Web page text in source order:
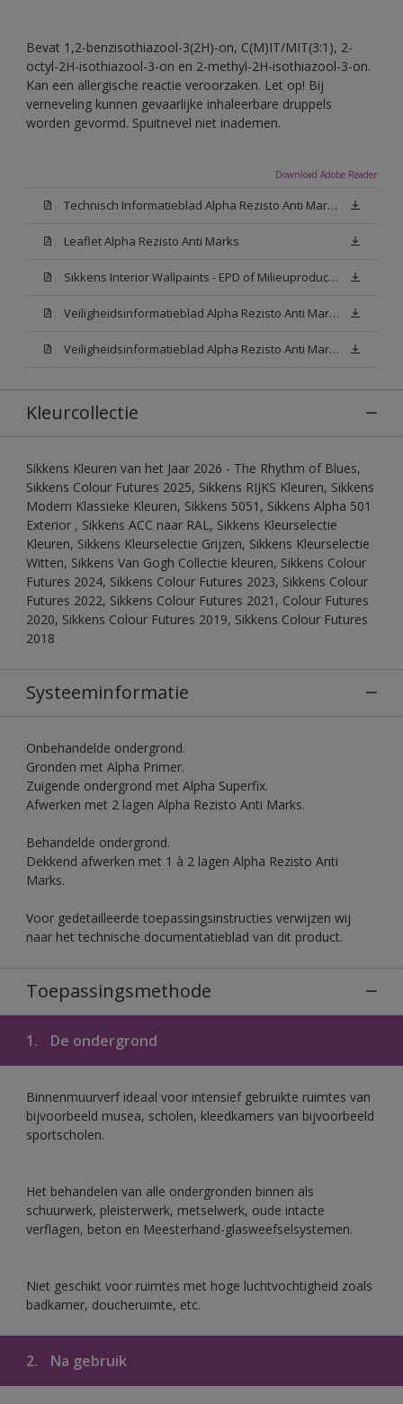
Bevat 1,2-benzisothiazool-3(2H)-on, C(M)IT/MIT(3:1), 2-
octyl-2H-isothiazool-3-on en 2-methyl-2H-isothiazool-3-on.
Kan een allergische reactie veroorzaken. Let op! Bij
verneveling kunnen gevaarlijke inhaleerbare druppels
worden gevormd. Spuitnevel niet inademen.
Download Adobe Reader
Technisch Informatieblad Alpha Rezisto Anti Marks (PDF)
Leaflet Alpha Rezisto Anti Marks
Sikkens Interior Wallpaints - EPD of Milieuproductverklaring
Veiligheidsinformatieblad Alpha Rezisto Anti Marks Mat White W05 (MSDS)
Veiligheidsinformatieblad Alpha Rezisto Anti Marks Mat N00 (MSDS)
Kleurcollectie
Sikkens Kleuren van het Jaar 2026 - The Rhythm of Blues,
Sikkens Colour Futures 2025, Sikkens RIJKS Kleuren, Sikkens
Modern Klassieke Kleuren, Sikkens 5051, Sikkens Alpha 501
Exterior , Sikkens ACC naar RAL, Sikkens Kleurselectie
Kleuren, Sikkens Kleurselectie Grijzen, Sikkens Kleurselectie
Witten, Sikkens Van Gogh Collectie kleuren, Sikkens Colour
Futures 2024, Sikkens Colour Futures 2023, Sikkens Colour
Futures 2022, Sikkens Colour Futures 2021, Colour Futures
2020, Sikkens Colour Futures 2019, Sikkens Colour Futures
2018
Systeeminformatie
Onbehandelde ondergrond.
Gronden met Alpha Primer.
Zuigende ondergrond met Alpha Superfix.
Afwerken met 2 lagen Alpha Rezisto Anti Marks.
Behandelde ondergrond.
Dekkend afwerken met 1 à 2 lagen Alpha Rezisto Anti
Marks.
Voor gedetailleerde toepassingsinstructies verwijzen wij
naar het technische documentatieblad van dit product.
Toepassingsmethode
1. De ondergrond
Binnenmuurverf ideaal voor intensief gebruikte ruimtes van
bijvoorbeeld musea, scholen, kleedkamers van bijvoorbeeld
sportscholen.
Het behandelen van alle ondergronden binnen als
schuurwerk, pleisterwerk, metselwerk, oude intacte
verflagen, beton en Meesterhand-glasweefselsystemen.
Niet geschikt voor ruimtes met hoge luchtvochtigheid zoals
badkamer, doucheruimte, etc.
2. Na gebruik